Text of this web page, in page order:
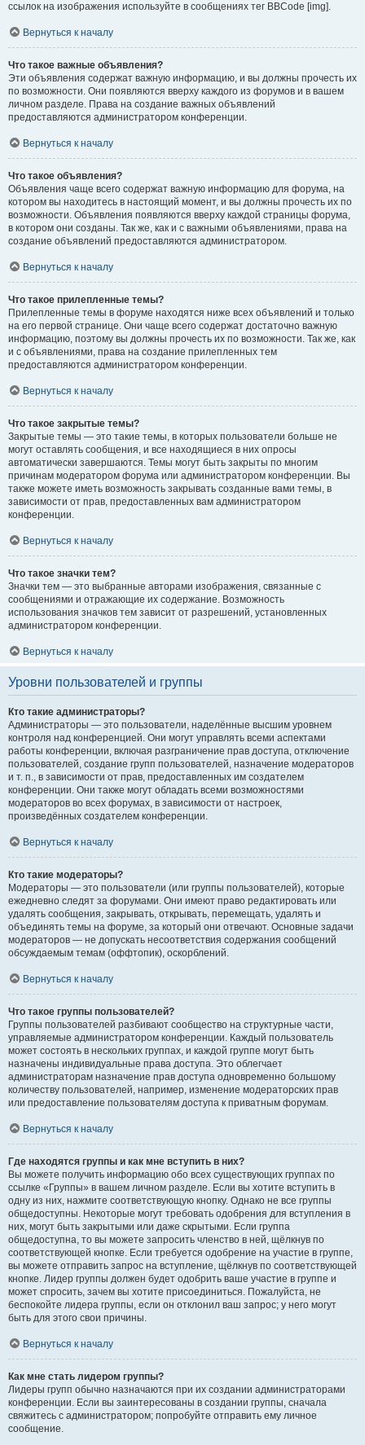
ссылок на изображения используйте в сообщениях тег BBCode [img].
Вернуться к началу
Что такое важные объявления?
Эти объявления содержат важную информацию, и вы должны прочесть их
по возможности. Они появляются вверху каждого из форумов и в вашем
личном разделе. Права на создание важных объявлений
предоставляются администратором конференции.
Вернуться к началу
Что такое объявления?
Объявления чаще всего содержат важную информацию для форума, на
котором вы находитесь в настоящий момент, и вы должны прочесть их по
возможности. Объявления появляются вверху каждой страницы форума,
в котором они созданы. Так же, как и с важными объявлениями, права на
создание объявлений предоставляются администратором.
Вернуться к началу
Что такое прилепленные темы?
Прилепленные темы в форуме находятся ниже всех объявлений и только
на его первой странице. Они чаще всего содержат достаточно важную
информацию, поэтому вы должны прочесть их по возможности. Так же, как
и с объявлениями, права на создание прилепленных тем
предоставляются администратором конференции.
Вернуться к началу
Что такое закрытые темы?
Закрытые темы — это такие темы, в которых пользователи больше не
могут оставлять сообщения, и все находящиеся в них опросы
автоматически завершаются. Темы могут быть закрыты по многим
причинам модератором форума или администратором конференции. Вы
также можете иметь возможность закрывать созданные вами темы, в
зависимости от прав, предоставленных вам администратором
конференции.
Вернуться к началу
Что такое значки тем?
Значки тем — это выбранные авторами изображения, связанные с
сообщениями и отражающие их содержание. Возможность
использования значков тем зависит от разрешений, установленных
администратором конференции.
Вернуться к началу
Уровни пользователей и группы
Кто такие администраторы?
Администраторы — это пользователи, наделённые высшим уровнем
контроля над конференцией. Они могут управлять всеми аспектами
работы конференции, включая разграничение прав доступа, отключение
пользователей, создание групп пользователей, назначение модераторов
и т. п., в зависимости от прав, предоставленных им создателем
конференции. Они также могут обладать всеми возможностями
модераторов во всех форумах, в зависимости от настроек,
произведённых создателем конференции.
Вернуться к началу
Кто такие модераторы?
Модераторы — это пользователи (или группы пользователей), которые
ежедневно следят за форумами. Они имеют право редактировать или
удалять сообщения, закрывать, открывать, перемещать, удалять и
объединять темы на форуме, за который они отвечают. Основные задачи
модераторов — не допускать несоответствия содержания сообщений
обсуждаемым темам (оффтопик), оскорблений.
Вернуться к началу
Что такое группы пользователей?
Группы пользователей разбивают сообщество на структурные части,
управляемые администратором конференции. Каждый пользователь
может состоять в нескольких группах, и каждой группе могут быть
назначены индивидуальные права доступа. Это облегчает
администраторам назначение прав доступа одновременно большому
количеству пользователей, например, изменение модераторских прав
или предоставление пользователям доступа к приватным форумам.
Вернуться к началу
Где находятся группы и как мне вступить в них?
Вы можете получить информацию обо всех существующих группах по
ссылке «Группы» в вашем личном разделе. Если вы хотите вступить в
одну из них, нажмите соответствующую кнопку. Однако не все группы
общедоступны. Некоторые могут требовать одобрения для вступления в
них, могут быть закрытыми или даже скрытыми. Если группа
общедоступна, то вы можете запросить членство в ней, щёлкнув по
соответствующей кнопке. Если требуется одобрение на участие в группе,
вы можете отправить запрос на вступление, щёлкнув по соответствующей
кнопке. Лидер группы должен будет одобрить ваше участие в группе и
может спросить, зачем вы хотите присоединиться. Пожалуйста, не
беспокойте лидера группы, если он отклонил ваш запрос; у него могут
быть для этого свои причины.
Вернуться к началу
Как мне стать лидером группы?
Лидеры групп обычно назначаются при их создании администраторами
конференции. Если вы заинтересованы в создании группы, сначала
свяжитесь с администратором; попробуйте отправить ему личное
сообщение.